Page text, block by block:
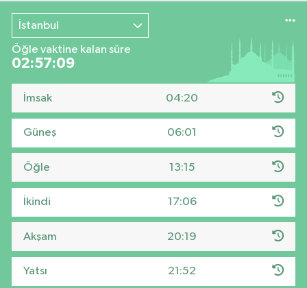
İstanbul
Öğle vaktine kalan süre
02:57:09
İmsak 04:20
Güneş 06:01
Öğle 13:15
İkindi 17:06
Akşam 20:19
Yatsı 21:52